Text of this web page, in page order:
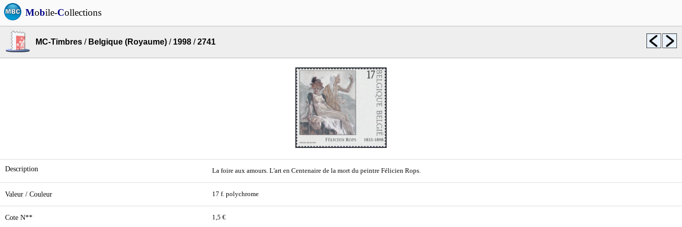
Mobile-Collections
MC-Timbres / Belgique (Royaume) / 1998 /2741
Description La foire aux amours. L'art en Centenaire de la mort du peintre Félicien Rops.
Valeur / Couleur 17 f. polychrome
Cote N** 1,5 €